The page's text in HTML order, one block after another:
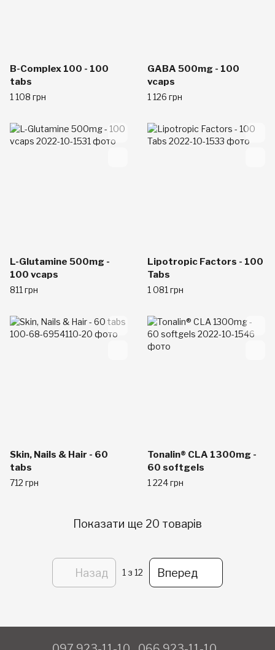
B-Complex 100 - 100
tabs
1 108 грн
GABA 500mg - 100
vcaps
1 126 грн
L-Glutamine 500mg -
100 vcaps
811 грн
Lipotropic Factors - 100
Tabs
1 081 грн
Skin, Nails & Hair - 60
tabs
712 грн
Tonalin® CLA 1300mg -
60 softgels
1 224 грн
Показати ще 20 товарів
Назад 1 з 12 Вперед